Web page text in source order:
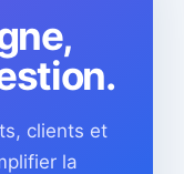
clients et
la